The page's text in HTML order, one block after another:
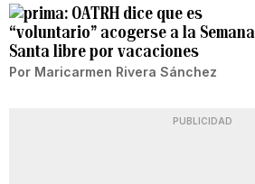
OATRH dice que es
“voluntario” acogerse a la Semana
Santa libre por vacaciones
Por Maricarmen Rivera Sánchez
PUBLICIDAD